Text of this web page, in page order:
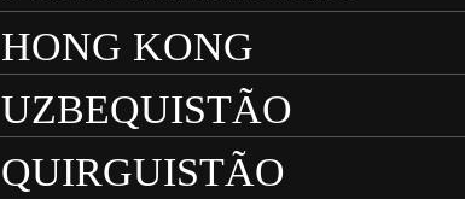
HONG KONG
UZBEQUISTÃO
QUIRGUISTÃO